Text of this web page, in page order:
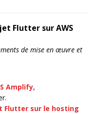
Flutter sur AWS
de mise en œuvre et
Amplify,
Flutter sur le hosting